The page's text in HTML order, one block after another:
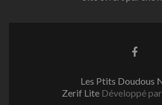
Lien
Les Ptits Doudous
Zerif Lite Développé par